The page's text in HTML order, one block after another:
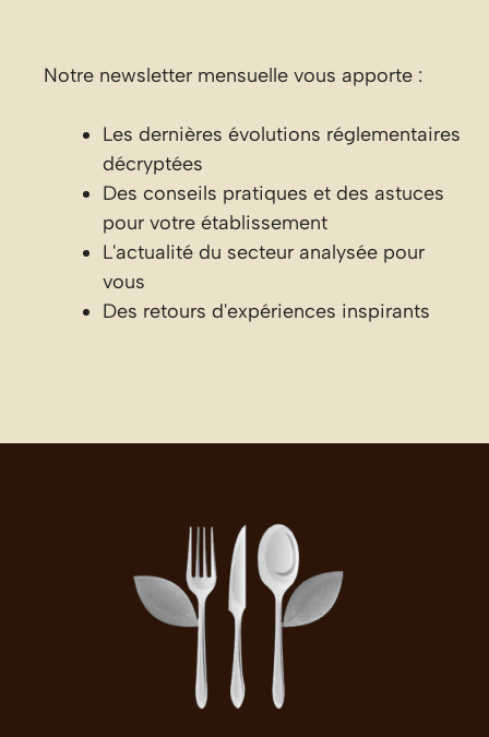
Notre newsletter mensuelle vous apporte :
Les dernières évolutions réglementaires
décryptées
Des conseils pratiques et des astuces
pour votre établissement
L'actualité du secteur analysée pour
vous
Des retours d'expériences inspirants